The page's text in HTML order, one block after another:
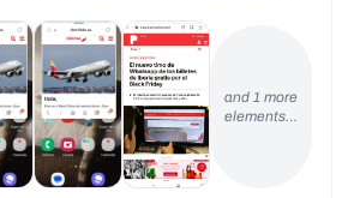
and 1 more
elements…